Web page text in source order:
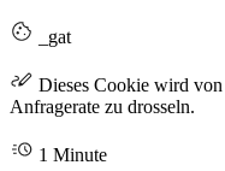
_gat
Dieses Cookie wird
Anfragerate zu drosseln.
1 Minute